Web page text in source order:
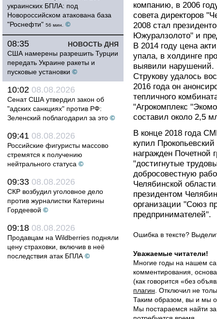
украинских БПЛА: под
Новороссийском атакована база
"Роснефти" 56 мин. ©
НОВОСТЬ ДНЯ
08:35
США намерены разрешить Турции
передать Украине ракеты и
пусковые установки ©
10:02 08.08.2026
Сенат США утвердил закон об
"адских санкциях" против РФ:
Зеленский поблагодарил за это ©
09:41 08.08.2026
Российские фигуристы массово
стремятся к получению
нейтрального статуса ©
09:33 08.08.2026
СКР возбудил уголовное дело
против журналистки Катерины
Гордеевой ©
09:18 08.08.2026
Продавцам на Wildberries подняли
цену страховки, включив в неё
последствия атак БПЛА ©
компанию, в 2006
совета директоров
2008 стал
Южуралзолото" и
В 2014 году цена
упала, в холдинге
выявили нарушений.
Струкову удалось
2016 года он
тепличного
"Агрокомплекс
составил около 2,5
В конце 2018 года
купил
награжден Почетной
"достигнутые
добросовестную
Челябинской
президентом
организации "Союз
предпринимателей".
Ошибка в тексте?
Уважаемые читатели!
Многие годы на нашем
комментирования,
(как говорится «без
плагин . Отключил не
Таким образом, вы и мы
Мы постараемся найти